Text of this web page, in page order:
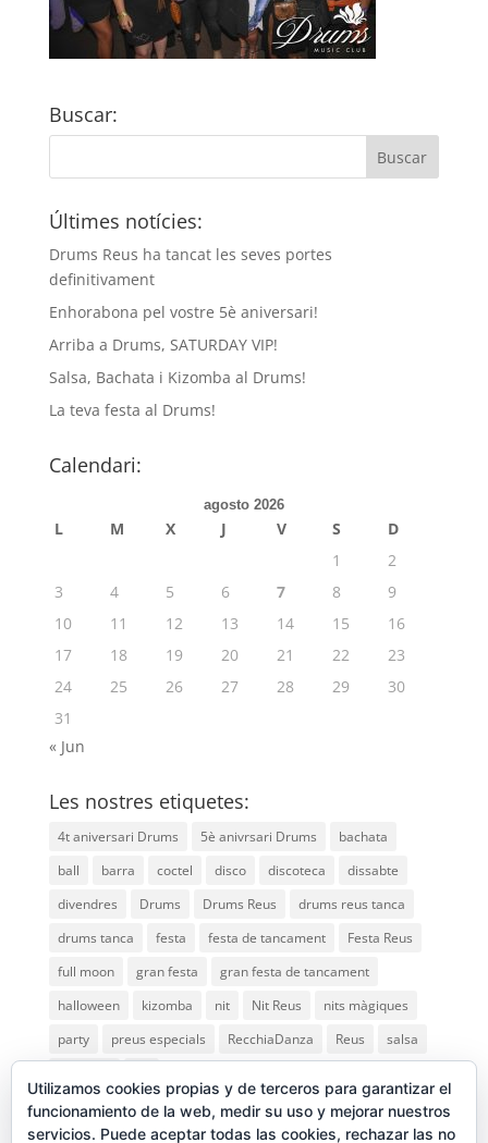
Buscar:
Últimes notícies:
Drums Reus ha tancat les seves portes
definitivament
Enhorabona pel vostre 5è aniversari!
Arriba a Drums, SATURDAY VIP!
Salsa, Bachata i Kizomba al Drums!
La teva festa al Drums!
Calendari:
agosto 2026
L M X J V S
D
1
2
3
4 5 6 7 8
9
10
11 12 13 14 15
16
17
18 19 20 21 22
23
24
25 26 27 28 29
30
31
« Jun
Les nostres etiquetes:
4t aniversari Drums 5è anivrsari Drums
bachata
ball
barra coctel disco discoteca
dissabte
divendres
Drums Drums Reus
drums reus tanca
drums tanca
festa festa de tancament
Festa Reus
full moon
gran festa
gran festa de tancament
halloween
kizomba nit Nit Reus
nits màgiques
party
preus especials RecchiaDanza Reus
salsa
Utilizamos cookies propias y de terceros para garantizar el
funcionamiento de la web, medir su uso y mejorar nuestros
servicios. Puede aceptar todas las cookies, rechazar las no